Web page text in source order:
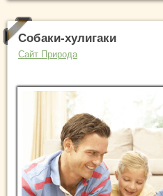
Собаки-хулигаки
Сайт Природа